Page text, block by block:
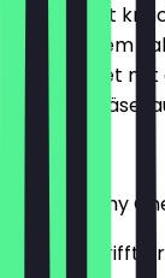
/ 250g) mit
und frischem
abgerundet
würziger
Hot Crunchy
Knusprig trifft